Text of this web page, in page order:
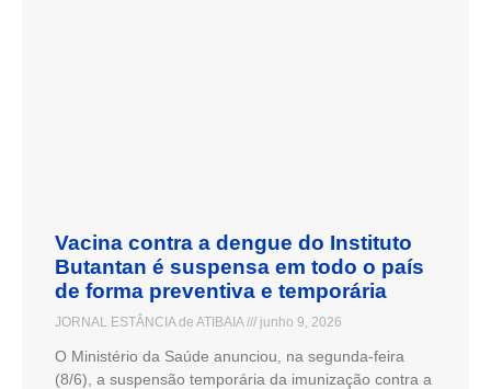
Vacina contra a dengue do Instituto
Butantan é suspensa em todo o país
de forma preventiva e temporária
JORNAL ESTÂNCIA de ATIBAIA junho 9, 2026
O Ministério da Saúde anunciou, na segunda-feira
(8/6), a suspensão temporária da imunização contra a